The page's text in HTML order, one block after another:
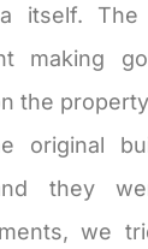
itself. The
making
the
original
they
we